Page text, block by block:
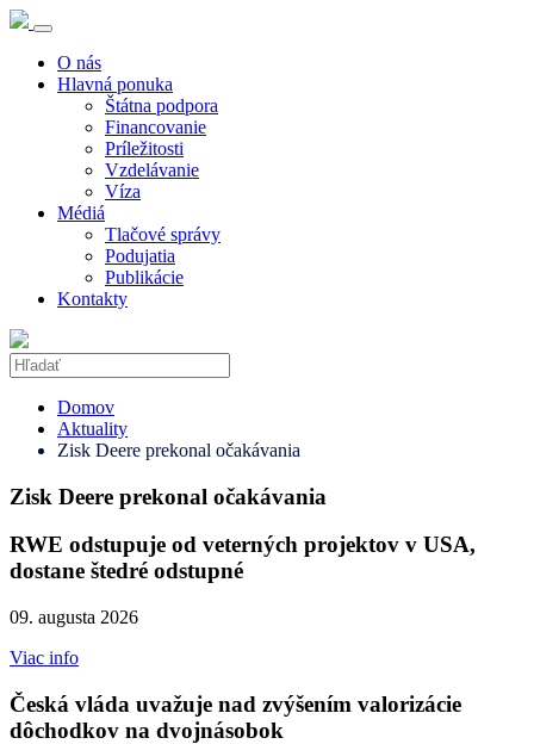
O nás
Hlavná ponuka
Štátna podpora
Financovanie
Príležitosti
Vzdelávanie
Víza
Médiá
Tlačové správy
Podujatia
Publikácie
Kontakty
Domov
Aktuality
Zisk Deere prekonal očakávania
Zisk Deere prekonal očakávania
RWE odstupuje od veterných projektov v USA,
dostane štedré odstupné
09. augusta 2026
Viac info
Česká vláda uvažuje nad zvýšením valorizácie
dôchodkov na dvojnásobok